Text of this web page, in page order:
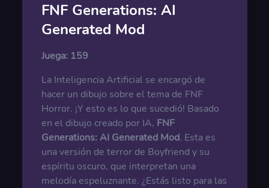
FNF Generations: AI
Generated Mod
Juega: 159
La Inteligencia Artificial se encargó de
hacer un dibujo sobre el tema de FNF
Horror. ¡Y esto es lo que sucedió! Basado
en el dibujo creado por IA, FNF
Generations: AI Generated Mod. Esta es
una versión de terror de Boyfriend y su
espíritu oscuro, que interpretan una
melodía espeluznante. ¿Estás listo para las